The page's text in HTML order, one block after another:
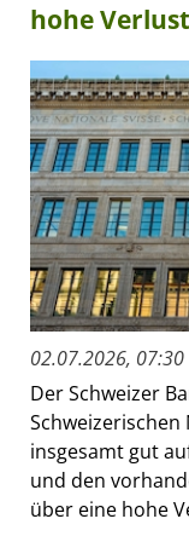
hohe
02.07.2026,
Der Schweizer
Schweizerischen
insgesamt gut
und den
über eine hohe